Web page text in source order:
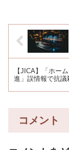
【JICA】「ホー
進」誤情報で抗
コメント